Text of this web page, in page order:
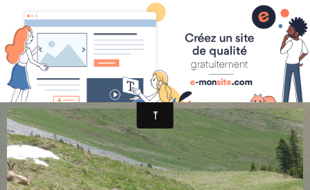
randonnée et découverte nature
P1030465